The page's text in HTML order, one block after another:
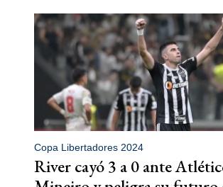
Copa Libertadores 2024
River cayó 3 a 0 ante